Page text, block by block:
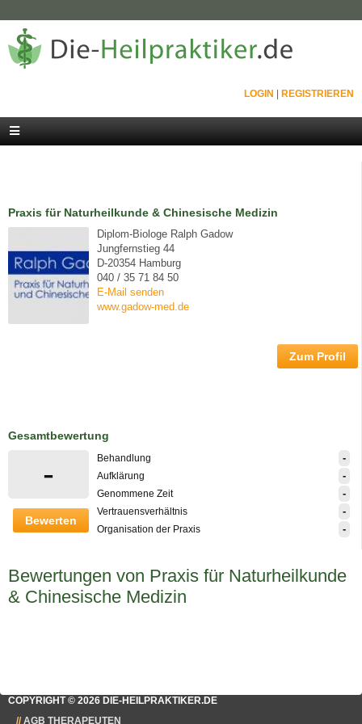
LOGIN REGISTRIEREN
Praxis für Naturheilkunde & Chinesische Medizin
Diplom-Biologe Ralph Gadow
Jungfernstieg 44
D-20354 Hamburg
040 / 35 71 84 50
E-Mail senden
www.gadow-med.de
Zum Profil
Gesamtbewertung
-
Bewerten
Behandlung -
Aufklärung -
Genommene Zeit -
Vertrauensverhältnis -
Organisation der Praxis -
Bewertungen von Praxis für Naturheilkunde
& Chinesische Medizin
COPYRIGHT © 2026 DIE-HEILPRAKTIKER.DE
AGB THERAPEUTEN